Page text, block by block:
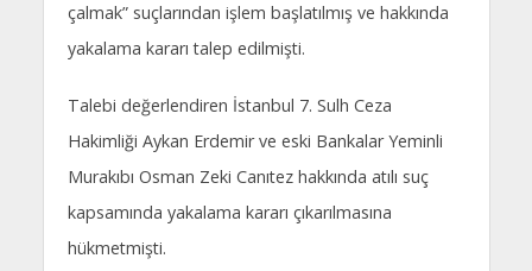
çalmak” suçlarından işlem başlatılmış ve hakkında
yakalama kararı talep edilmişti.
Talebi değerlendiren İstanbul 7. Sulh Ceza
Hakimliği Aykan Erdemir ve eski Bankalar Yeminli
Murakıbı Osman Zeki Canıtez hakkında atılı suç
kapsamında yakalama kararı çıkarılmasına
hükmetmişti.